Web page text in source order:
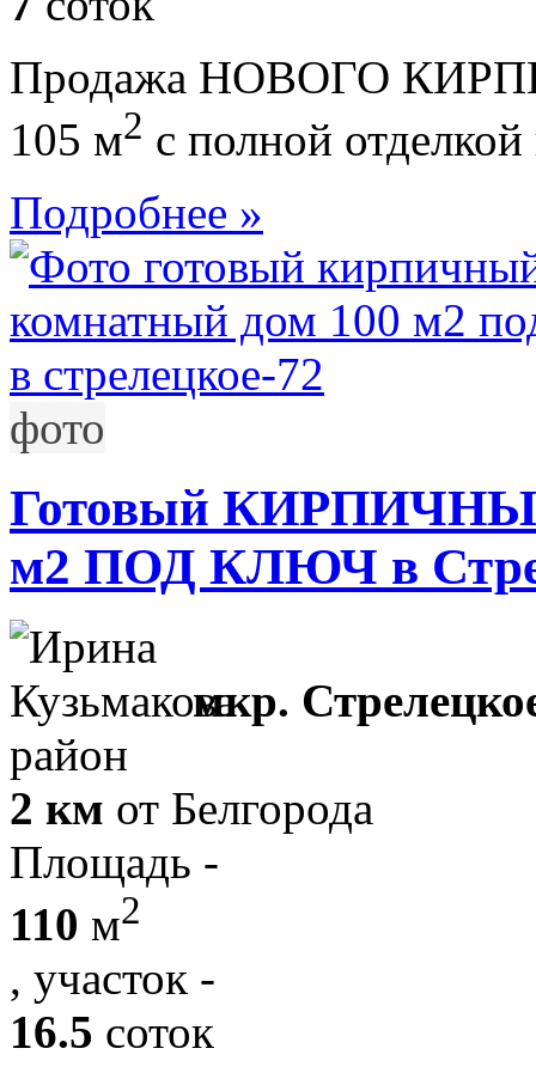
Продажа НОВОГО
105 м2 с полной
Подробнее »
фото
Готовый
м2 ПОД КЛЮЧ в
мкр.
район
2 км от Белгорода
Площадь -
110 м2
, участок -
16.5 соток